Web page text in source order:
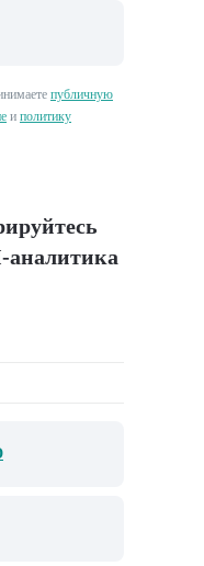
публичную
и политику
аналитика